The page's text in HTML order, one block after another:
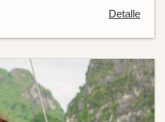
Detalle